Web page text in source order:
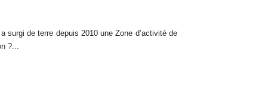
de terre depuis 2010 une Zone d’activité de
?...